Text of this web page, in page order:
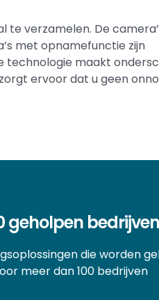
verzamelen. De
met opnamefunctie zijn
technologie maakt
ervoor dat u geen
geholpen bedrijven
die worden
meer dan 100 bedrijven